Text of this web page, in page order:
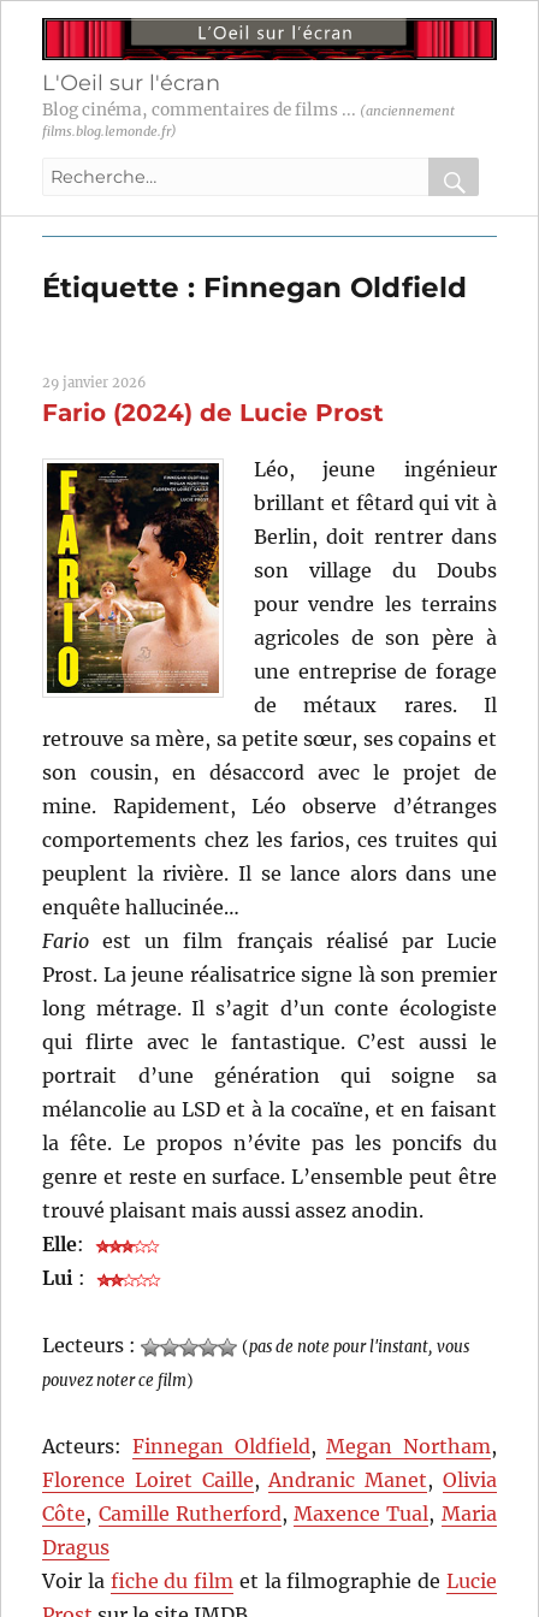
L'Oeil sur l'écran
Blog cinéma, commentaires de films ... (anciennement
films.blog.lemonde.fr)
Recherche
:
OK
Étiquette : Finnegan Oldfield
29 janvier 2026
Fario (2024) de Lucie Prost
Léo, jeune ingénieur
brillant et fêtard qui vit à
Berlin, doit rentrer dans
son village du Doubs
pour vendre les terrains
agricoles de son père à
une entreprise de forage
de métaux rares. Il
retrouve sa mère, sa petite sœur, ses copains et
son cousin, en désaccord avec le projet de
mine. Rapidement, Léo observe d’étranges
comportements chez les farios, ces truites qui
peuplent la rivière. Il se lance alors dans une
enquête hallucinée…
Fario est un film français réalisé par Lucie
Prost. La jeune réalisatrice signe là son premier
long métrage. Il s’agit d’un conte écologiste
qui flirte avec le fantastique. C’est aussi le
portrait d’une génération qui soigne sa
mélancolie au LSD et à la cocaïne, et en faisant
la fête. Le propos n’évite pas les poncifs du
genre et reste en surface. L’ensemble peut être
trouvé plaisant mais aussi assez anodin.
Elle:
Lui :
Lecteurs : (pas de note pour l'instant, vous
pouvez noter ce film)
Acteurs: Finnegan Oldfield,Megan Northam,
Florence Loiret Caille,Andranic Manet, Olivia
Côte, Camille Rutherford,Maxence Tual, Maria
Dragus
Voir la fiche du film et la filmographie de Lucie